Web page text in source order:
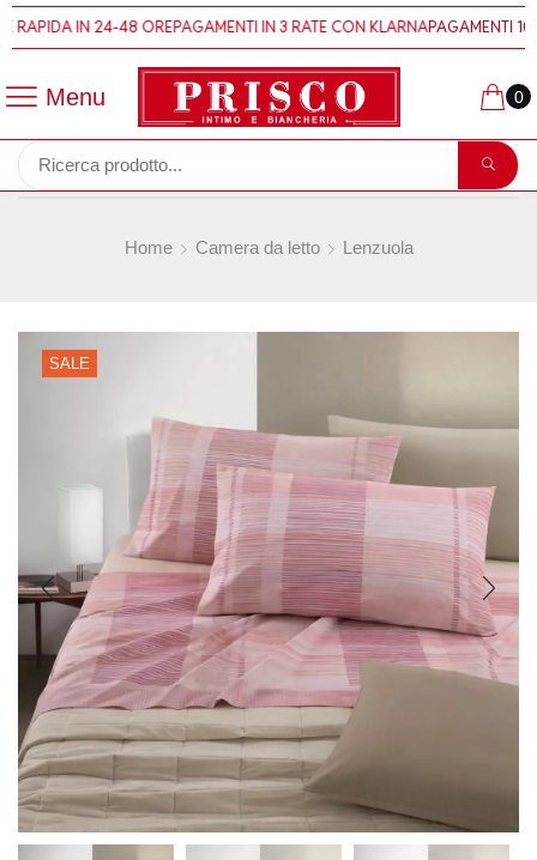
RAPIDA IN 24-48 OREPAGAMENTI IN 3 RATE CON KLARNAPAGAMENTI
Menu 0
Home Camera da letto Lenzuola
SALE